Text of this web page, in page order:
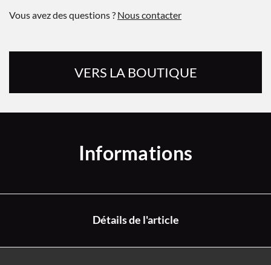
Vous avez des questions ? Nous contacter
VERS LA BOUTIQUE
Informations
Détails de l'article